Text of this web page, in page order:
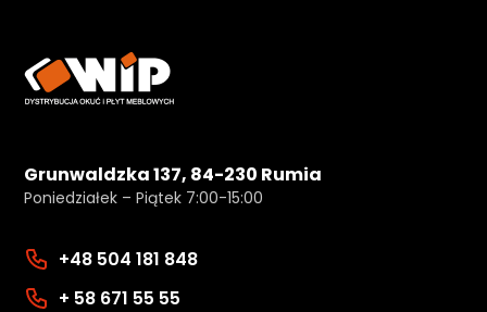
Grunwaldzka 137, 84-230 Rumia
Poniedziałek – Piątek 7:00-15:00
+48 504 181 848
+ 58 671 55 55